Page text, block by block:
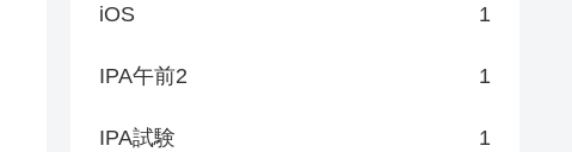
iOS 1
IPA午前2 1
IPA試験 1